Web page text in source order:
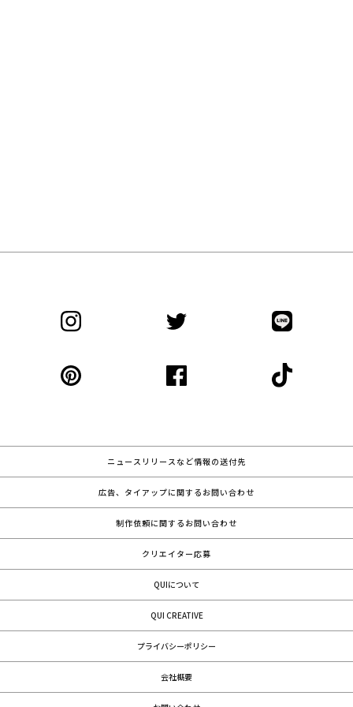
ニュースリリースなど情報の送付先
広告、タイアップに関するお問い合わせ
制作依頼に関するお問い合わせ
クリエイター応募
QUIについて
QUI CREATIVE
プライバシーポリシー
会社概要